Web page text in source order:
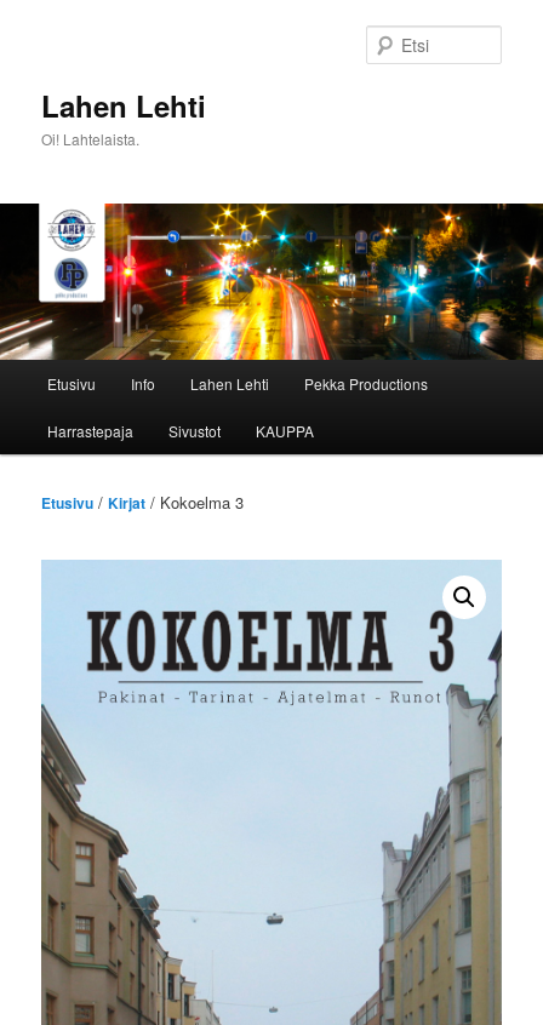
Lahen Lehti
Oi! Lahtelaista.
Etusivu Info Lahen Lehti Pekka Productions
Harrastepaja Sivustot KAUPPA
Etusivu /Kirjat / Kokoelma 3